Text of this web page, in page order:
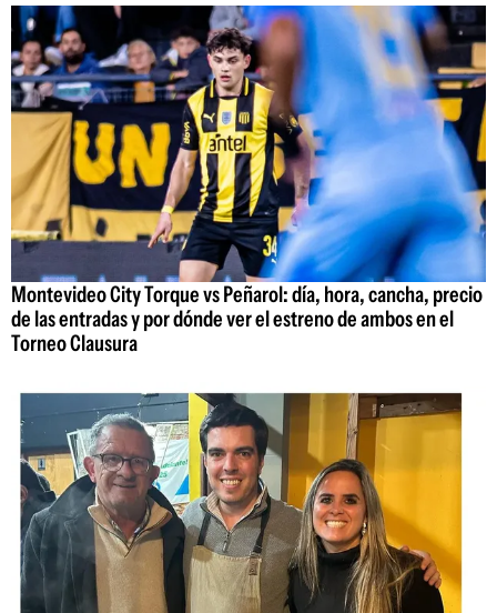
Montevideo City Torque vs Peñarol: día, hora, cancha, precio
de las entradas y por dónde ver el estreno de ambos en el
Torneo Clausura